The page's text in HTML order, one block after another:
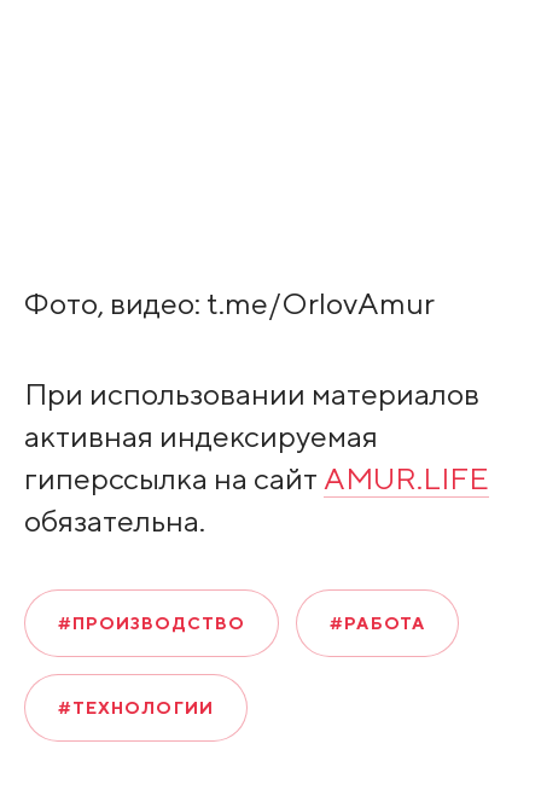
Фото, видео: t.me/OrlovAmur
При использовании материалов
активная индексируемая
гиперссылка на сайт AMUR.LIFE
обязательна.
#ПРОИЗВОДСТВО #РАБОТА
#ТЕХНОЛОГИИ